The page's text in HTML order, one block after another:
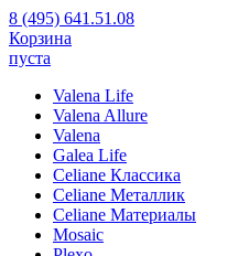
8 (495) 641.51.08
Корзина
пуста
Valena Life
Valena Allure
Valena
Galea Life
Celiane Классика
Celiane Металлик
Celiane Материалы
Mosaic